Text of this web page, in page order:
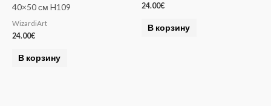
40×50 см H109
WizardiArt
24.00€
В корзину
24.00€
В корзину